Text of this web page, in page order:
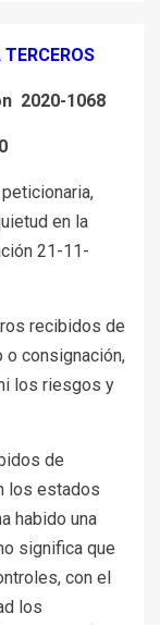
2020-1068
en la
21-11-
recibidos de
consignación,
los riesgos y
de
los estados
habido una
significa que
con el
los